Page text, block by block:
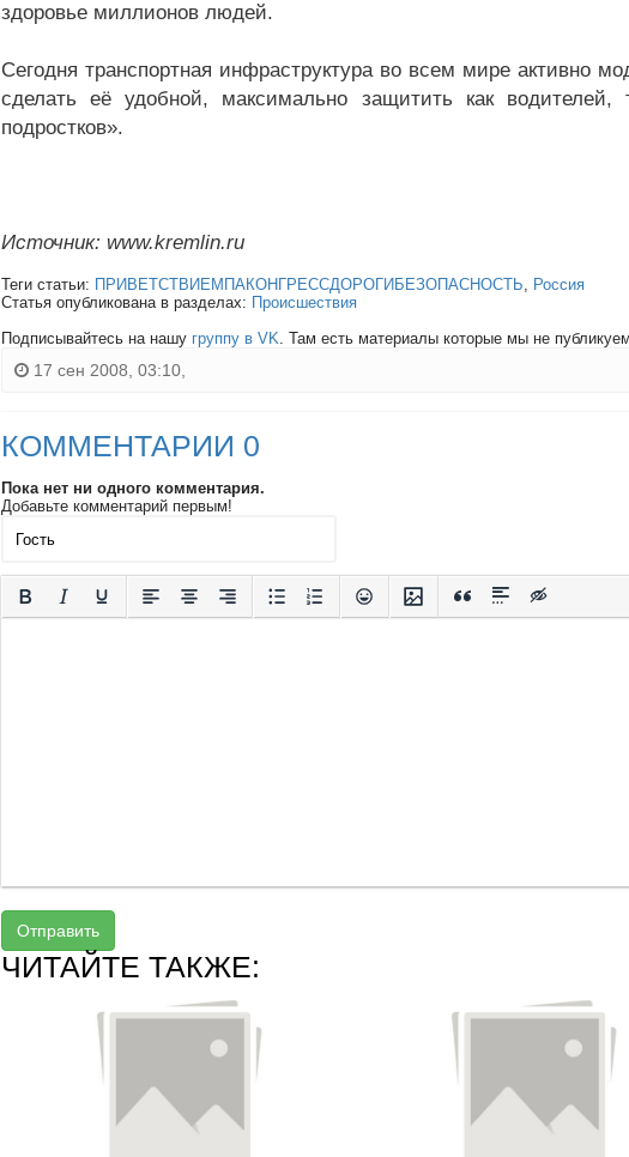
здоровье миллионов людей.
Сегодня транспортная инфраструктура во всем мире активно
сделать её удобной, максимально защитить как
подростков».
Источник: www.kremlin.ru
Теги статьи: ПРИВЕТСТВИЕМПАКОНГРЕССДОРОГИБЕЗОПАСНОСТЬ, Россия
Статья опубликована в разделах: Происшествия
Подписывайтесь на нашу группу в VK. Там есть материалы которые мы не
17 сен 2008, 03:10,
КОММЕНТАРИИ 0
Пока нет ни одного комментария.
Добавьте комментарий первым!
Отправить
ЧИТАЙТЕ ТАКЖЕ: